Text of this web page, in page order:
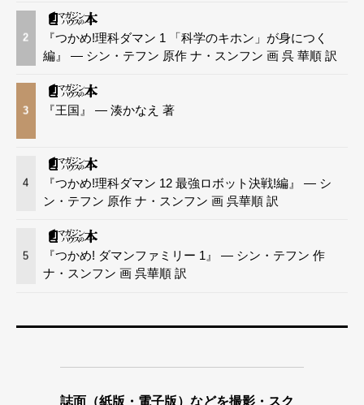
2
『つかめ!理科ダマン 1 「科学のキホン」が身につく
編』 — シン・テフン 原作 ナ・スンフン 画 呉 華順 訳
3 『王国』 — 湊かなえ 著
4
『つかめ!理科ダマン 12 最強ロボット決戦!編』 — シ
ン・テフン 原作 ナ・スンフン 画 呉華順 訳
5
『つかめ! ダマンファミリー 1』 — シン・テフン 作
ナ・スンフン 画 呉華順 訳
誌面（紙版・電子版）などを撮影・スク